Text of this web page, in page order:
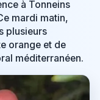
à Tonneins
mardi matin,
plusieurs
orange et de
méditerranéen.